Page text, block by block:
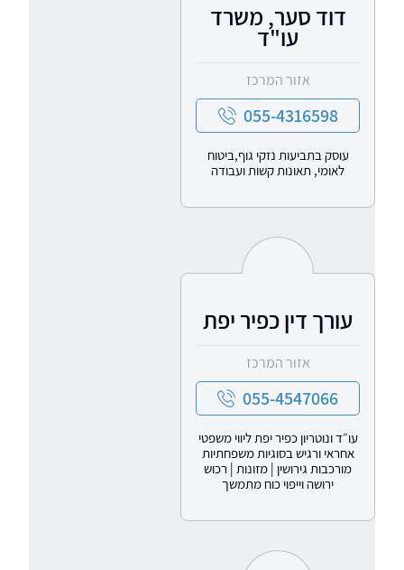
דוד סער, משרד
עו"ד
אזור המרכז
055-4316598
עוסק בתביעות נזקי גוף,ביטוח
לאומי, תאונות קשות ועבודה
עורך דין כפיר יפת
אזור המרכז
055-4547066
עו״ד ונוטריון כפיר יפת ליווי משפטי
אחראי ורגיש בסוגיות משפחתיות
מורכבות גירושין | מזונות | רכוש
ירושה וייפוי כוח מתמשך